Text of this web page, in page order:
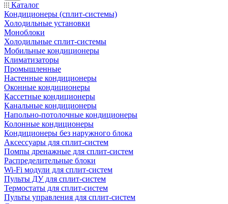
Каталог
Кондиционеры (сплит-системы)
Холодильные установки
Моноблоки
Холодильные сплит-системы
Мобильные кондиционеры
Климатизаторы
Промышленные
Настенные кондиционеры
Оконные кондиционеры
Кассетные кондиционеры
Канальные кондиционеры
Напольно-потолочные кондиционеры
Колонные кондиционеры
Кондиционеры без наружного блока
Аксессуары для сплит-систем
Помпы дренажные для сплит-систем
Распределительные блоки
Wi-Fi модули для сплит-систем
Пульты ДУ для сплит-систем
Термостаты для сплит-систем
Пульты управления для сплит-систем